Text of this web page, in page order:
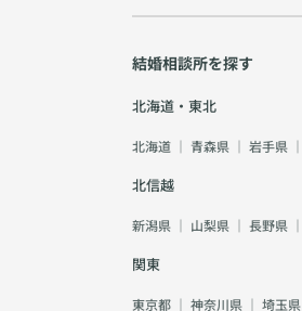
結婚相談所を探す
北海道・東北
北海道 ｜ 青森県 ｜ 岩手県 ｜
北信越
新潟県 ｜ 山梨県 ｜ 長野県 ｜
関東
東京都 ｜ 神奈川県 ｜ 埼玉県